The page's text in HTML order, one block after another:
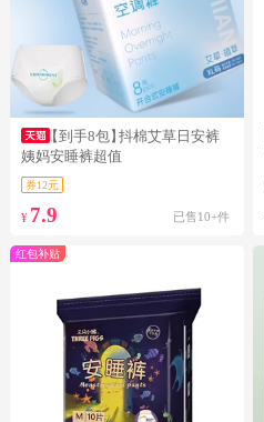
【到手8包】抖棉艾草日安裤
姨妈安睡裤超值
券12元
¥ 7.9 已售10+件
红包补贴